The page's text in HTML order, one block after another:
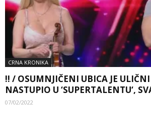
CRNA KRONIKA
!! / OSUMNJIČENI UBICA JE ULIČNI
NASTUPIO U ‘SUPERTALENTU‘,
07/02/2022